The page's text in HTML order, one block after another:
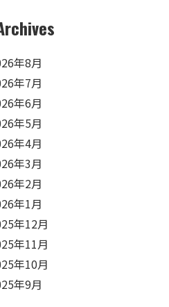
年8月
年7月
年6月
年5月
年4月
年3月
年2月
年1月
年12月
年11月
年10月
年9月